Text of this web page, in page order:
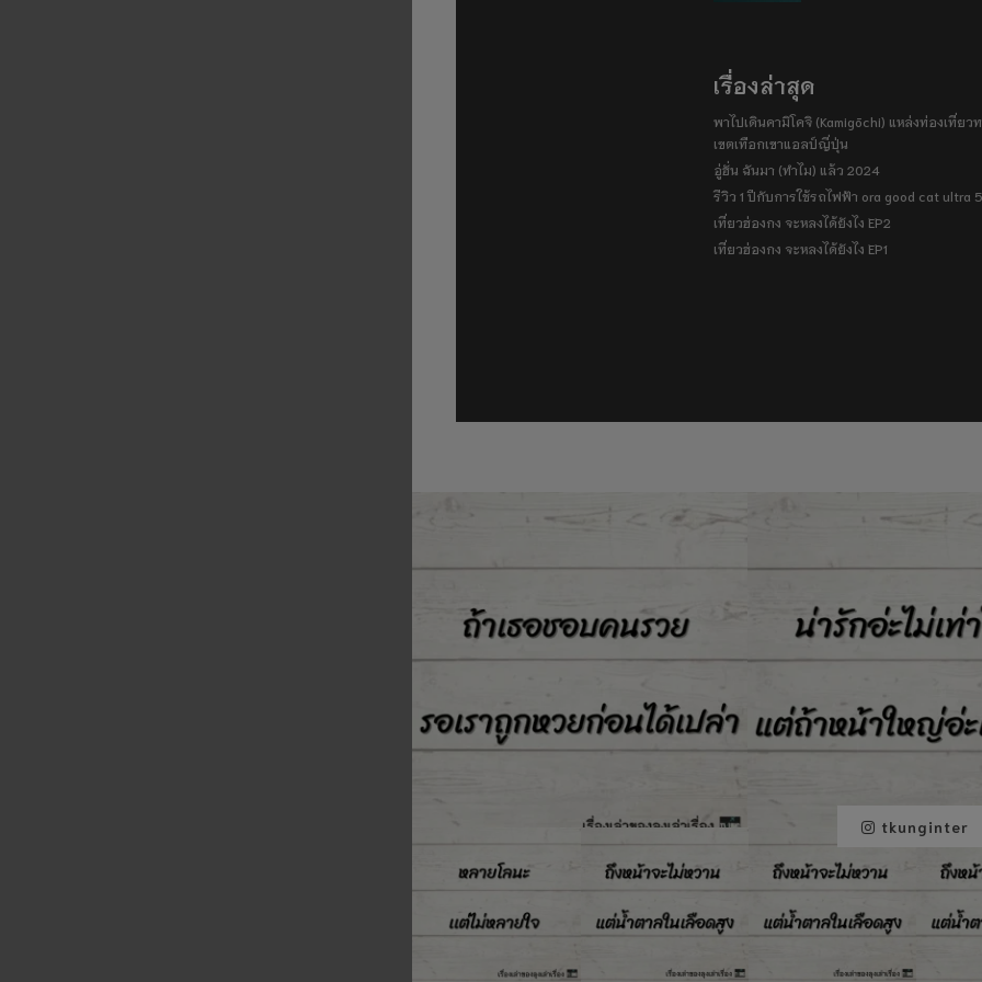
เรื่องล่าสุด
พาไปเดินคามิโคจิ (Kamigōchi) แหล่งท่องเที่ยว
เขตเทือกเขาแอลป์ญี่ปุ่น
อู่ฮั่น ฉันมา (ทำไม) แล้ว 2024
รีวิว 1 ปีกับการใช้รถไฟฟ้า ora good cat ultra
เที่ยวฮ่องกง จะหลงได้ยังไง EP2
เที่ยวฮ่องกง จะหลงได้ยังไง EP1
tkunginter